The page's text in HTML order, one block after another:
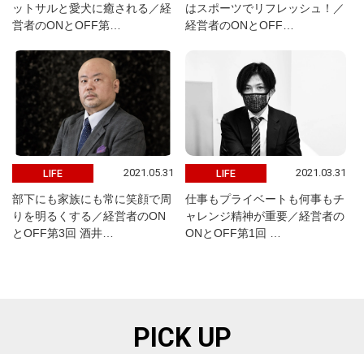
ットサルと愛犬に癒される／経
営者のONとOFF第…
はスポーツでリフレッシュ！／
経営者のONとOFF…
LIFE 2021.05.31
部下にも家族にも常に笑顔で周
りを明るくする／経営者のON
とOFF第3回 酒井…
LIFE 2021.03.31
仕事もプライベートも何事もチ
ャレンジ精神が重要／経営者の
ONとOFF第1回 …
PICK UP